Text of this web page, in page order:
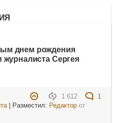
днем рождения
журналиста Сергея
1 612
1
| Разместил: Редакторот